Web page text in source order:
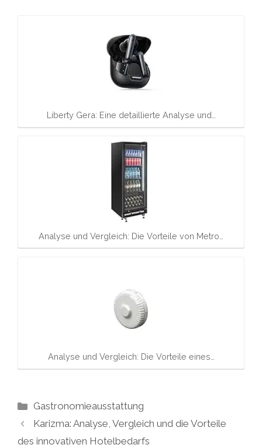
Liberty Gera: Eine detaillierte Analyse und…
Analyse und Vergleich: Die Vorteile von Metro…
Analyse und Vergleich: Die Vorteile eines…
Kategorien
Gastronomieausstattung
Karizma: Analyse, Vergleich und die Vorteile
des innovativen Hotelbedarfs